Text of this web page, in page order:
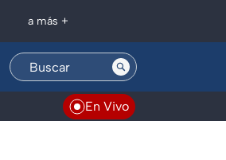
a más +
En Vivo